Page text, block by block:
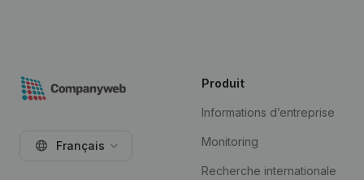
Français
Produit
Informations d’entreprise
Monitoring
Recherche internationale